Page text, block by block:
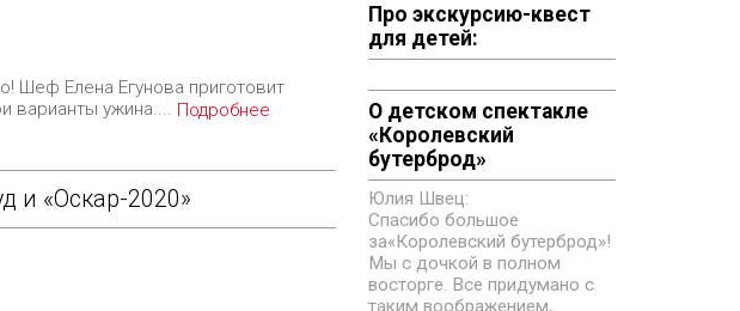
Шеф Елена Егунова приготовит
варианты ужина.... Подробнее
и «Оскар-2020»
Про экскурсию-квест
для детей:
О детском спектакле
«‎Королевский
бутерброд»
Юлия Швец:
Спасибо большое
за«‎Королевский бутерброд»!
Мы с дочкой в полном
восторге. Все придумано с
таким воображением,